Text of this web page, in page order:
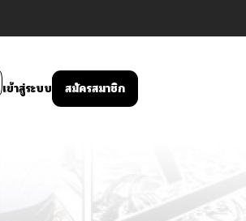
เข้าสู่ระบบ สมัครสมาชิก